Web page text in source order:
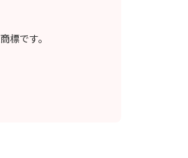
標です。